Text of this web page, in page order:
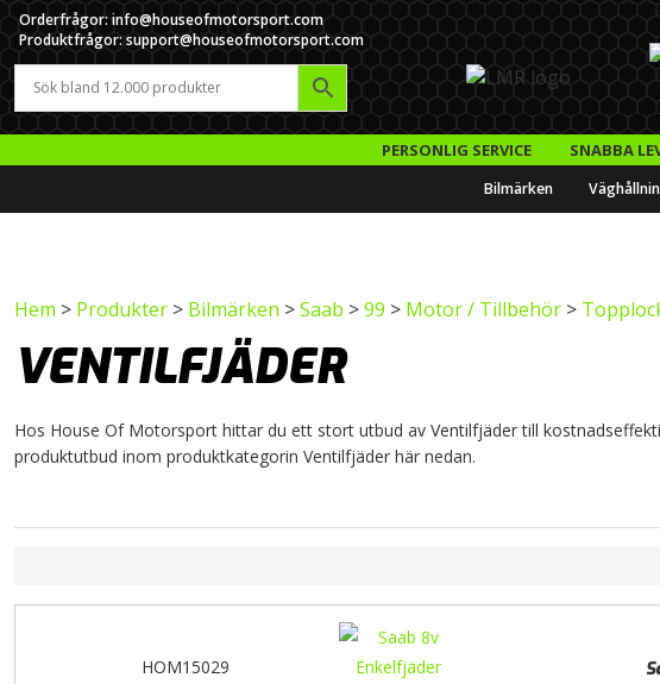
Orderfrågor: info@houseofmotorsport.com
Produktfrågor: support@houseofmotorsport.com
PERSONLIG SERVICE SNABBA
Bilmärken
Hem > Produkter > Bilmärken >Saab >99 > Motor / Tillbehör >
VENTILFJÄDER
Hos House Of Motorsport hittar du ett stort utbud av Ventilfjäder till
produktutbud inom produktkategorin Ventilfjäder här nedan.
HOM15029